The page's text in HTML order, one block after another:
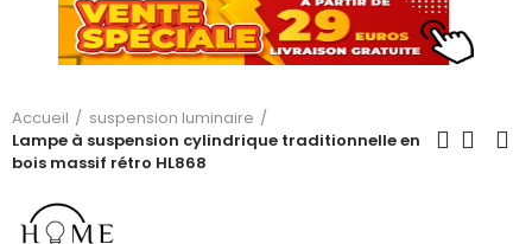
Accueil
suspension luminaire
Lampe à suspension cylindrique traditionnelle en
bois massif rétro HL868